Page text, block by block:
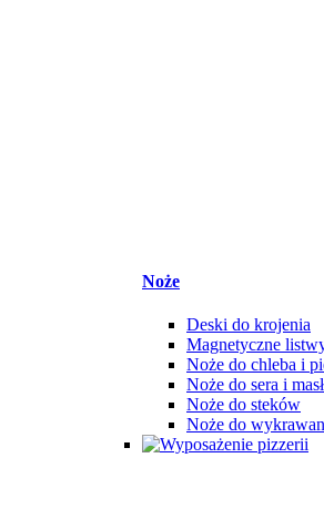
Noże
Deski do krojenia
Magnetyczne
Noże do chleba i
Noże do sera i
Noże do steków
Noże do